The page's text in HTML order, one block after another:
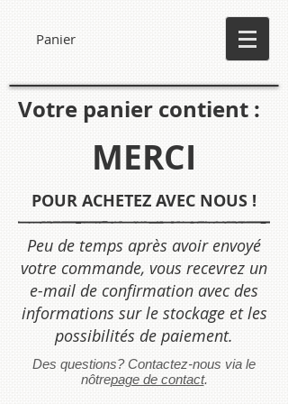
Panier
Votre panier contient :
MERCI
POUR ACHETEZ AVEC NOUS !
Peu de temps après avoir envoyé
votre commande, vous recevrez un
e-mail de confirmation avec des
informations sur le stockage et les
possibilités de paiement.
Des questions? Contactez-nous via le
nôtrepage de contact.